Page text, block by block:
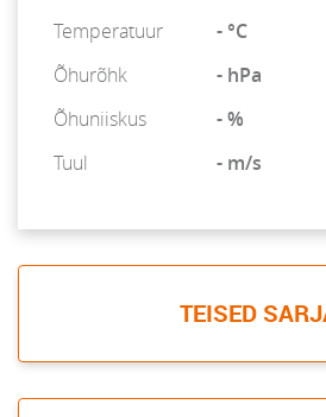
Temperatuur
- °C
Õhurõhk
- hPa
Õhuniiskus
- %
Tuul
- m/s
TEISED